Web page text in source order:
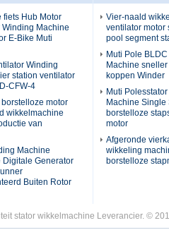
fiets Hub Motor
Winding Machine
E-Bike Muti
Winding
station ventilator
CFW-4
borstelloze motor
wikkelmachine
van
Machine
Digitale Generator
Buiten Rotor
Vier-naald
ventilator motor
pool segment
Muti Pole
Machine
koppen Winder
Muti
Machine Single
borstelloze
motor
Afgeronde
wikkeling
borstelloze
stator wikkelmachine Leverancier. ©